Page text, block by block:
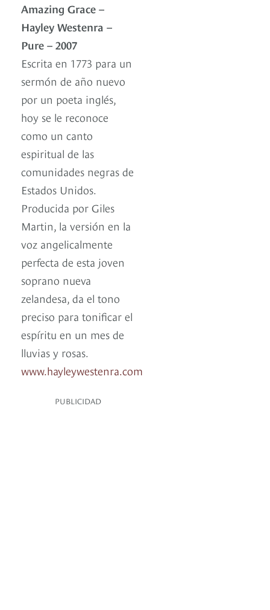
Amazing Grace –
Hayley Westenra –
Pure – 2007
Escrita en 1773 para un
sermón de año nuevo
por un poeta inglés,
hoy se le reconoce
como un canto
espiritual de las
comunidades negras de
Estados Unidos.
Producida por Giles
Martin, la versión en la
voz angelicalmente
perfecta de esta joven
soprano nueva
zelandesa, da el tono
preciso para tonificar el
espíritu en un mes de
lluvias y rosas.
www.hayleywestenra.com
PUBLICIDAD